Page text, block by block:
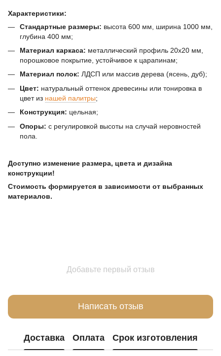
Характеристики:
Стандартные размеры: высота 600 мм, ширина 1000 мм,
глубина 400 мм;
Материал каркаса: металлический профиль 20х20 мм,
порошковое покрытие, устойчивое к царапинам;
Материал полок: ЛДСП или массив дерева (ясень, дуб);
Цвет: натуральный оттенок древесины или тонировка в
цвет из нашей палитры;
Конструкция: цельная;
Опоры: с регулировкой высоты на случай неровностей
пола.
Доступно изменение размера, цвета и дизайна
конструкции!
Стоимость формируется в зависимости от выбранных
материалов.
Добавьте первый отзыв
Написать отзыв
Доставка Оплата Срок изготовления